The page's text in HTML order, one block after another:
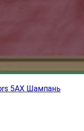
5AX Шампань